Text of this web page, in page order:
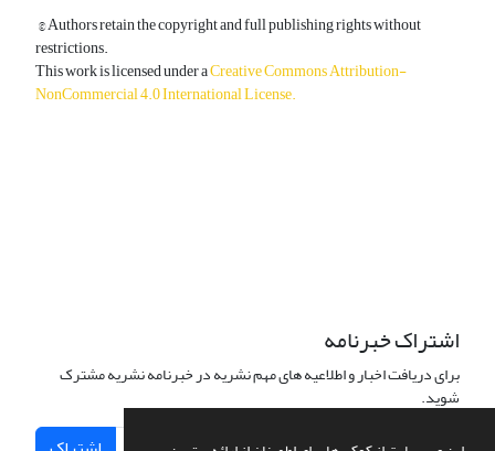
© Authors retain the copyright and full publishing rights without
restrictions.
This work is licensed under aCreative Commons Attribution-
NonCommercial 4.0 International License.
اشتراک خبرنامه
برای دریافت اخبار و اطلاعیه های مهم نشریه در خبرنامه نشریه مشترک
شوید.